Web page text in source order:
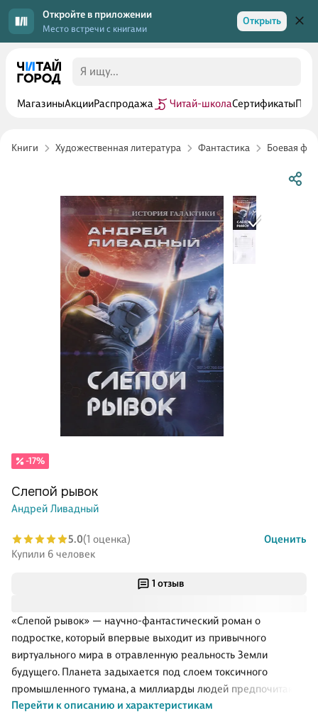
Откройте в приложении
Место встречи с книгами
Открыть
МагазиныАкцииРаспродажа Читай-школаСертификаты
Книги Художественная литература Фантастика Боевая
1 отзыв
«Слепой рывок» — научно-фантастический роман о
подростке, который впервые выходит из привычного
виртуального мира в отравленную реальность Земли
будущего. Планета задыхается под слоем токсичного
промышленного тумана, а миллиарды людей предпочитают
спасаться от повседневности в киберпространстве. На этом
Перейти к описанию и характеристикам
-17%
Слепой рывок
Андрей Ливадный
5.0(1 оценка)
Оценить
Купили 6 человек